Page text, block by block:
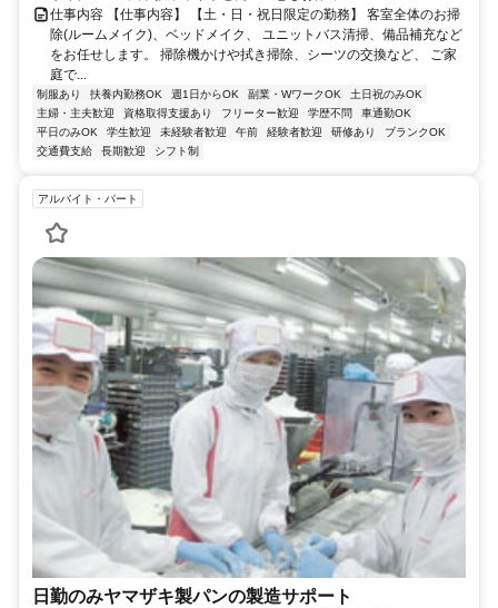
仕事内容 【仕事内容】 【土・日・祝日限定の勤務】 客室全体のお掃
除(ルームメイク)、ベッドメイク、 ユニットバス清掃、備品補充など
をお任せします。 掃除機かけや拭き掃除、シーツの交換など、 ご家
庭で...
制服あり 扶養内勤務OK 週1日からOK 副業・WワークOK
土日祝のみOK
主婦・主夫歓迎
資格取得支援あり フリーター歓迎 学歴不問
車通勤OK
平日のみOK
学生歓迎 未経験者歓迎 午前 経験者歓迎 研修あり
ブランクOK
交通費支給
長期歓迎 シフト制
アルバイト・パート
日勤のみヤマザキ製パンの製造サポート